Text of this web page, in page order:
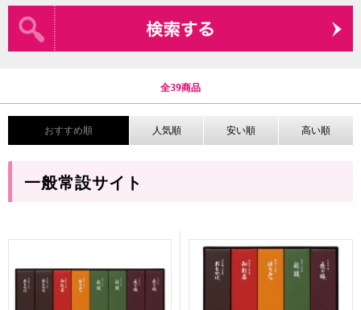
全39商品
おすすめ順 人気順 安い順 高い順
一般常設サイト